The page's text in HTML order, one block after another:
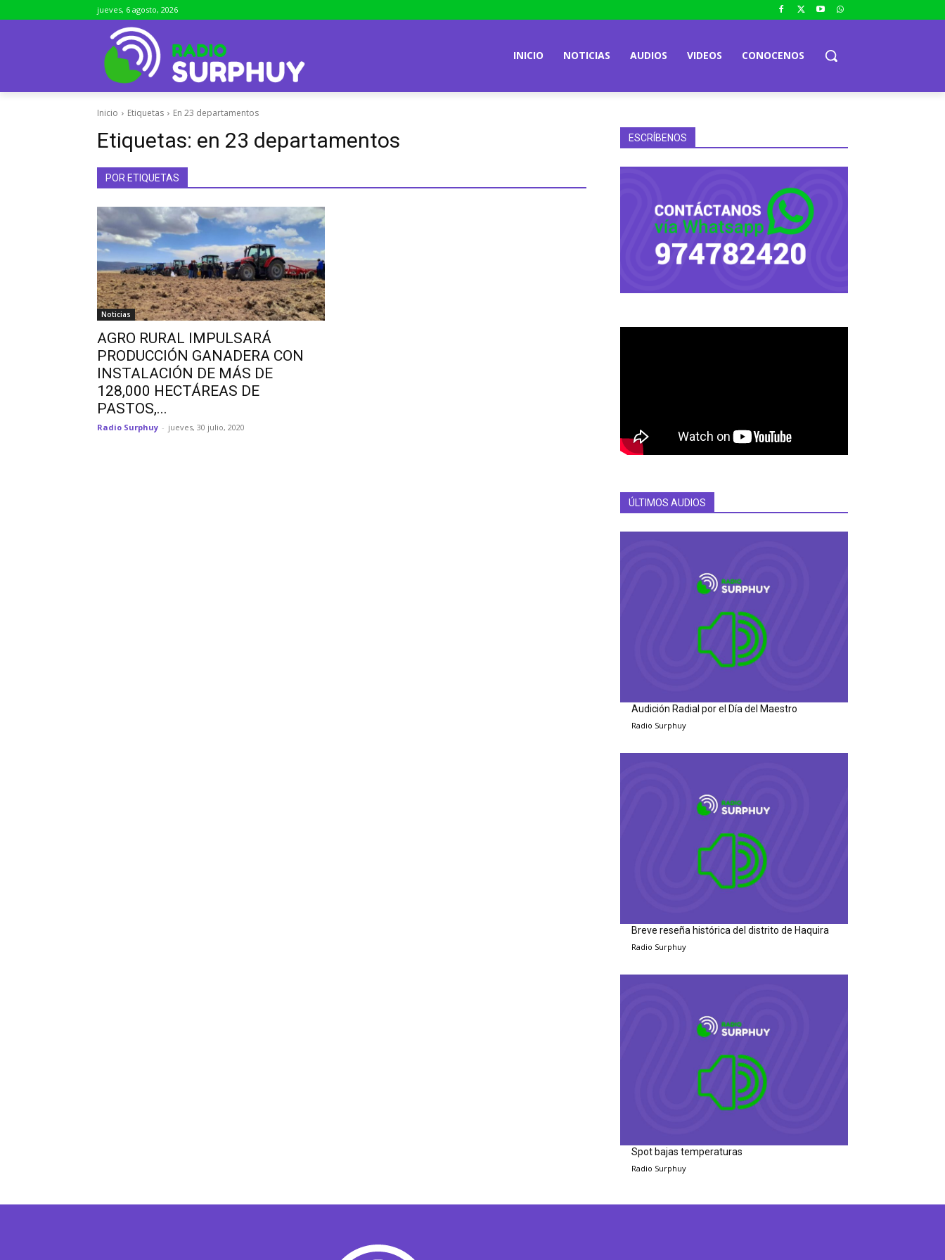
jueves, 6 agosto, 2026
INICIO NOTICIAS AUDIOS VIDEOS CONOCENOS
Inicio Etiquetas En 23 departamentos
Etiquetas: en 23 departamentos
POR ETIQUETAS
Noticias
AGRO RURAL IMPULSARÁ
PRODUCCIÓN GANADERA CON
INSTALACIÓN DE MÁS DE
128,000 HECTÁREAS DE
PASTOS,...
Radio Surphuy - jueves, 30 julio, 2020
ESCRÍBENOS
ÚLTIMOS AUDIOS
Audición Radial por el Día del Maestro
Radio Surphuy
Breve reseña histórica del distrito de Haquira
Radio Surphuy
Spot bajas temperaturas
Radio Surphuy